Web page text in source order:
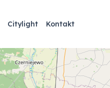
Citylight Kontakt